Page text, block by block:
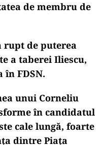
de membru de
rupt de puterea
a taberei Iliescu,
în FDSN.
unui Corneliu
în candidatul
cale lungă, foarte
dintre Piața